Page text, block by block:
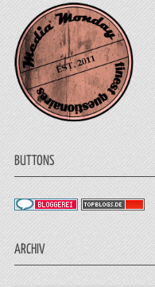
BUTTONS
ARCHIV